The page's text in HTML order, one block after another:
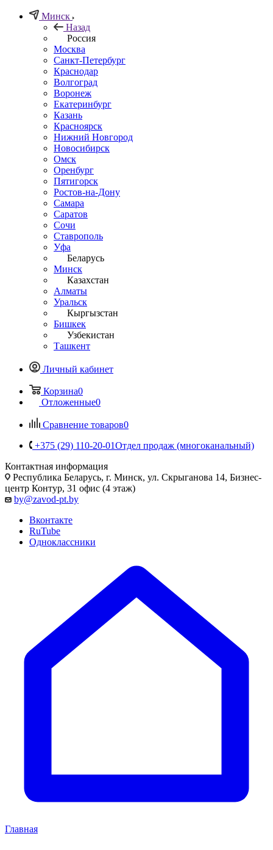
Минск
Назад
Россия
Москва
Санкт-Петербург
Краснодар
Волгоград
Воронеж
Екатеринбург
Казань
Красноярск
Нижний Новгород
Новосибирск
Омск
Оренбург
Пятигорск
Ростов-на-Дону
Самара
Саратов
Сочи
Ставрополь
Уфа
Беларусь
Минск
Казахстан
Алматы
Уральск
Кыргызстан
Бишкек
Узбекистан
Ташкент
Личный кабинет
Корзина0
Отложенные0
Сравнение товаров0
+375 (29) 110-20-01Отдел продаж (многоканальный)
Контактная информация
Республика Беларусь, г. Минск, ул. Скрыганова 14, Бизнес-
центр Контур, 31 офис (4 этаж)
by@zavod-pt.by
Вконтакте
RuTube
Одноклассники
Главная